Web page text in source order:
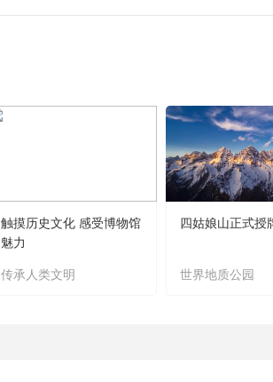
触摸历史文化 感受博物馆
魅力
传承人类文明
四姑娘山正式授
世界地质公园